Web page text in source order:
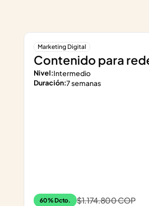
Marketing Digital
Contenido para
Nivel:Intermedio
Duración:7 semanas
60% Dcto. $1.174.800 COP